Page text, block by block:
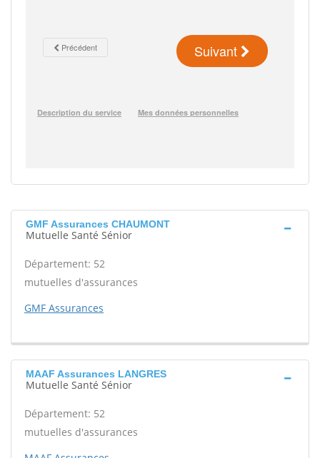
GMF Assurances CHAUMONT
Mutuelle Santé Sénior
Département: 52
mutuelles d'assurances
GMF Assurances
MAAF Assurances LANGRES
Mutuelle Santé Sénior
Département: 52
mutuelles d'assurances